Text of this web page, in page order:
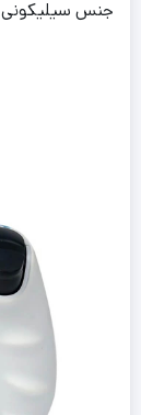
جنس سیلیکونی